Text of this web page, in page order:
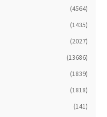
(4564)
(1435)
(2027)
(13686)
(1839)
(1818)
(141)